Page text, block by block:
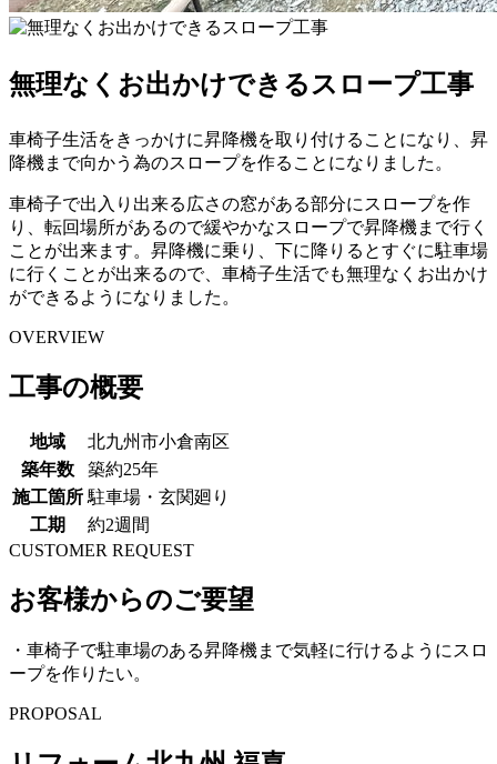
無理なくお出かけできるスロープ工事
車椅子生活をきっかけに昇降機を取り付けることになり、昇
降機まで向かう為のスロープを作ることになりました。
車椅子で出入り出来る広さの窓がある部分にスロープを作
り、 転回場所があるので緩やかなスロープで昇降機まで行く
ことが出来ます。昇降機に乗り、下に降りるとすぐに駐車場
に行くことが出来るので、車椅子生活でも無理なくお出かけ
ができるようになりました。
OVERVIEW
工事の概要
地域
北九州市小倉南区
築年数
築約25年
施工箇所 駐車場・玄関廻り
工期
約2週間
CUSTOMER REQUEST
お客様からのご要望
・車椅子で駐車場のある昇降機まで気軽に行けるようにスロ
ープを作りたい。
PROPOSAL